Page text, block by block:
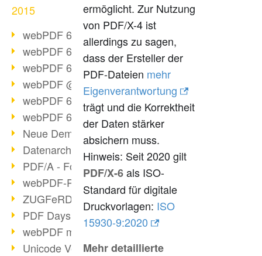
2015
webPDF 6.0 als VM
webPDF 6.0 Video-Serie (Übersicht)
webPDF 6.0 Video-Serie (Folge 2)
webPDF @ DOAG 2015
webPDF 6.0 Video-Serie (Folge 1)
webPDF 6.0 am Start
Neue Demo-Version online
Datenarchivierung aus SAP
PDF/A - Format der Zukunft (1)
webPDF-Portal Preview
ZUGFeRD als Standard
PDF Days Europe in Köln
webPDF meets tools 2015
Unicode Version 8.0 erschienen
ermöglicht. Zur Nutzung
von PDF/X-4 ist
allerdings zu sagen,
dass der Ersteller der
PDF-Dateien mehr
Eigenverantwortung
trägt und die Korrektheit
der Daten stärker
absichern muss.
Hinweis: Seit 2020 gilt
PDF/X-6als ISO-
Standard für digitale
Druckvorlagen: ISO
15930-9:2020
Mehr detaillierte